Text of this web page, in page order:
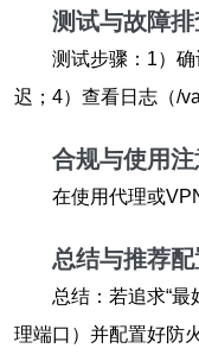
测试与故障排
测试步骤：1）
迟；4）查看日志（/
合规与使用注
在使用代理或
总结与推荐
总结：若追求“
理端口）并配置好防